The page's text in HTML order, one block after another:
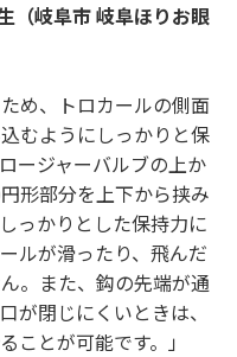
（岐阜市 岐阜ほりお眼
め、トロカールの側面
むようにしっかりと保
ージャーバルブの上か
形部分を上下から挟み
っかりとした保持力に
ルが滑ったり、飛んだ
。また、鈎の先端が通
が閉じにくいときは、
ことが可能です。」